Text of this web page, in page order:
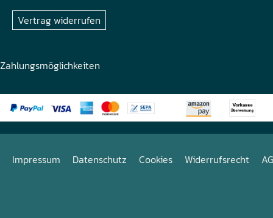
Vertrag widerrufen
Zahlungsmöglichkeiten
Impressum Datenschutz Cookies Widerrufsrecht